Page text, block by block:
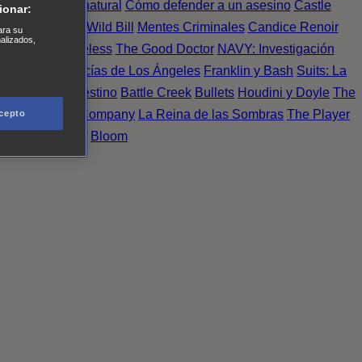
Sobrenatural Cómo defender a un asesino Castle
de Noche Wild Bill Mentes Criminales Candice Renoir
crimen Timeless The Good Doctor NAVY: Investigación
Finest. Policías de Los Ángeles Franklin y Bash Suits: La
Último Destino Battle Creek Bullets Houdini y Doyle The
X Company La Reina de las Sombras The Player
Bloom
su